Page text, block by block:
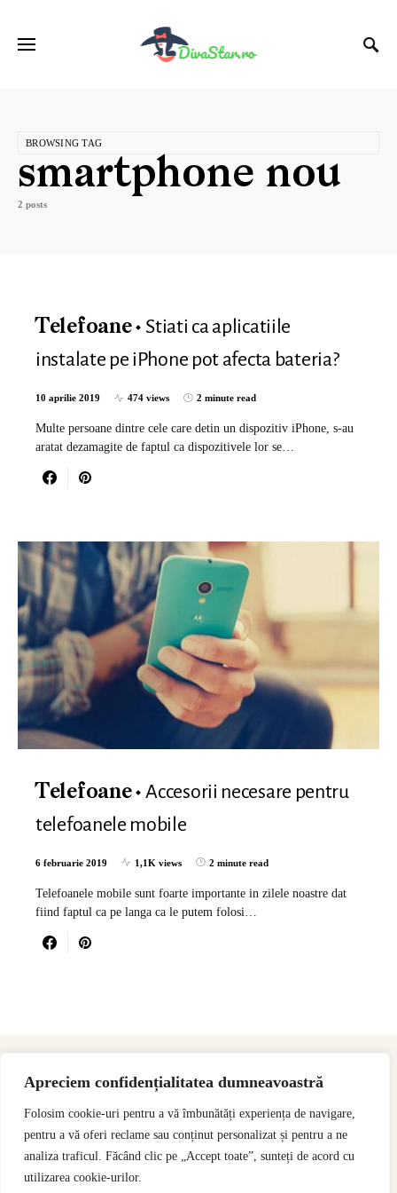
Apreciem confidențialitatea dumneavoastră
Folosim cookie-uri pentru a vă îmbunătăți experiența de navigare,
pentru a vă oferi reclame sau conținut personalizat și pentru a ne
analiza traficul. Făcând clic pe „Accept toate”, sunteți de acord cu
utilizarea cookie-urilor.
BROWSING TAG
smartphone nou
2 posts
Telefoane
Stiati ca aplicatiile
instalate pe iPhone pot afecta bateria?
10 aprilie 2019 474 views 2 minute read
Multe persoane dintre cele care detin un dispozitiv iPhone, s-au
aratat dezamagite de faptul ca dispozitivele lor se…
Telefoane
Accesorii necesare pentru
telefoanele mobile
6 februarie 2019 1,1K views 2 minute read
Telefoanele mobile sunt foarte importante in zilele noastre dat
fiind faptul ca pe langa ca le putem folosi…